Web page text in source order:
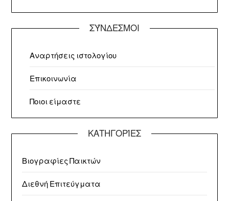
ΣΎΝΔΕΣΜΟΙ
Αναρτήσεις ιστολογίου
Επικοινωνία
Ποιοι είμαστε
ΚΑΤΗΓΟΡΊΕΣ
Βιογραφίες Παικτών
Διεθνή Επιτεύγματα